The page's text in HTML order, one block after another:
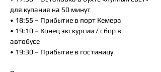
для купания на 50 минут
• 18:55 – Прибытие в порт Кемера
• 19:10 – Конец экскурсии / сбор в
автобусе
• 19:30 – Прибытие в гостиницу